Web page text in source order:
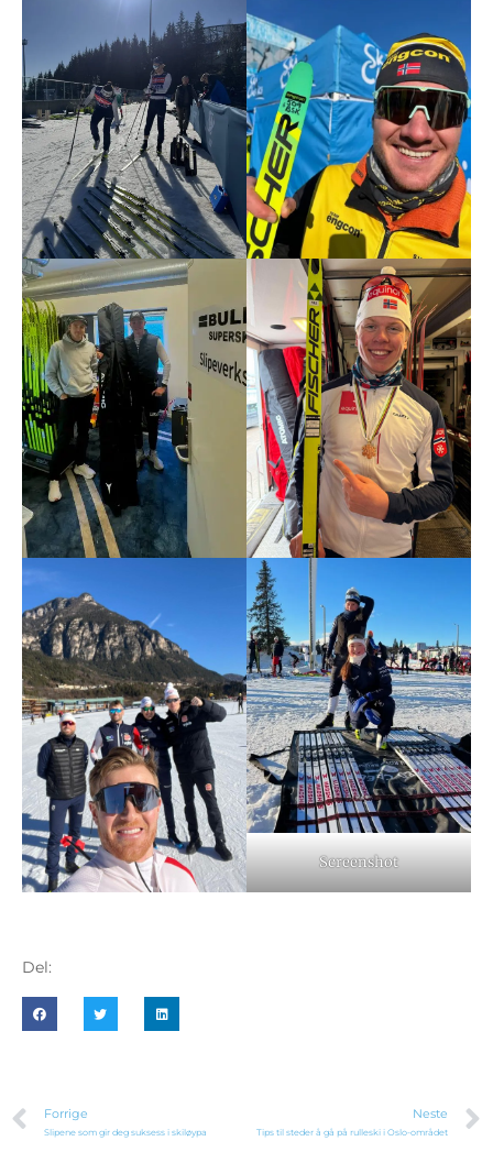
Del:
Screenshot
Forrige
Slipene som gir deg suksess i skiløypa
Neste
Tips til steder å gå på rulleski i Oslo-området